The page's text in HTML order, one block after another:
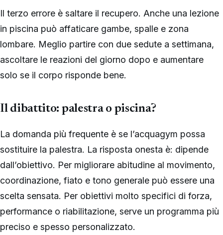
Il terzo errore è saltare il recupero. Anche una lezione
in piscina può affaticare gambe, spalle e zona
lombare. Meglio partire con due sedute a settimana,
ascoltare le reazioni del giorno dopo e aumentare
solo se il corpo risponde bene.
Il dibattito: palestra o piscina?
La domanda più frequente è se l’acquagym possa
sostituire la palestra. La risposta onesta è: dipende
dall’obiettivo. Per migliorare abitudine al movimento,
coordinazione, fiato e tono generale può essere una
scelta sensata. Per obiettivi molto specifici di forza,
performance o riabilitazione, serve un programma più
preciso e spesso personalizzato.